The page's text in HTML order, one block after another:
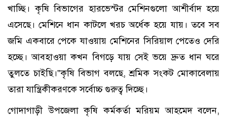
খাচ্ছি। কৃষি বিভাগের হারভেস্টর মেশিনগুলো আশীর্বাদ হয়ে
এসেছে। মেশিনে ধান কাটলে খরচ অর্ধেক হয়ে যায়। তবে সব
জমি একবারে পেকে যাওয়ায় মেশিনের সিরিয়াল পেতেও দেরি
হচ্ছে। আবহাওয়া কখন বিগড়ে যায় সেই ভয়ে দ্রুত ধান ঘরে
তুলতে চাইছি।”কৃষি বিভাগ বলছে, শ্রমিক সংকট মোকাবেলায়
তারা যান্ত্রিকীকরণকে সর্বোচ্চ গুরুত্ব দিচ্ছে।
গোদাগাড়ী উপজেলা কৃষি কর্মকর্তা মরিয়ম আহমেদ বলেন,